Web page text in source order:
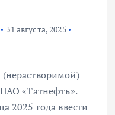
31 августа, 2025
«Татнефть».
2025 года ввести